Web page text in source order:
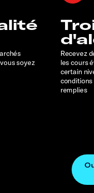
soyez
Recevez
les cours
certain
remplies